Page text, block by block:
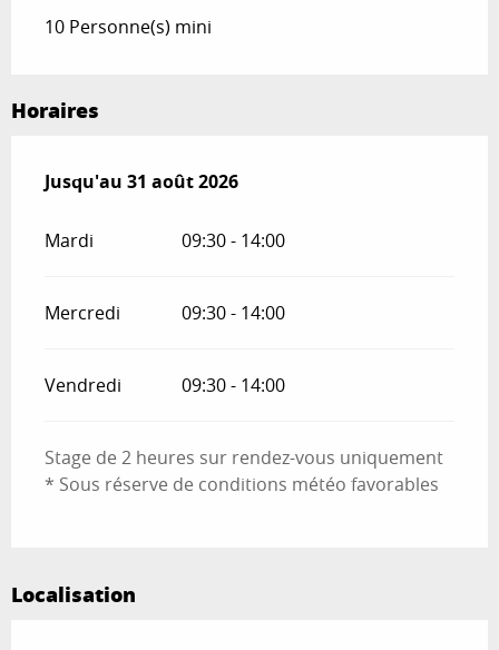
10 Personne(s) mini
Horaires
Du1 juillet 2026au31 août 2026
Jusqu'au 31 août 2026
Mardi 09:30 - 14:00
Mercredi 09:30 - 14:00
Vendredi 09:30 - 14:00
Stage de 2 heures sur rendez-vous uniquement
* Sous réserve de conditions météo favorables
Localisation